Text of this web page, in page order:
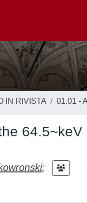
IN RIVISTA 01.01 -
;